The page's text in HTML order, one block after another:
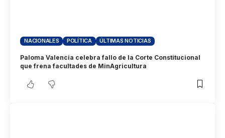
NACIONALES POLÍTICA ÚLTIMAS NOTICIAS
Paloma Valencia celebra fallo de la Corte Constitucional
que frena facultades de MinAgricultura